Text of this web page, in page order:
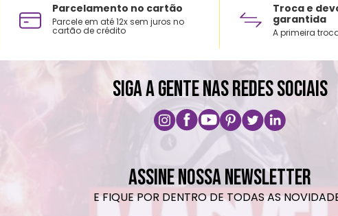
Parcelamento no cartão
Parcele em até 12x sem juros no
cartão de crédito
Troca e
garantida
A primeira
SIGA A GENTE NAS REDES SOCIAIS
ASSINE NOSSA NEWSLETTER
E FIQUE POR DENTRO DE TODAS AS